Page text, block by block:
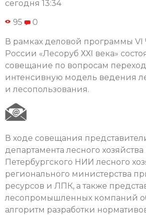
сегодня 13:34
95 0
В рамках деловой программы VI
России «Лесоруб ХХI века»
совещание по вопросам
интенсивную модель ведения
и лесопользования.
В ходе совещания
департамента лесного
Петербургского НИИ лесного
регионального министерства
ресурсов и ЛПК, а также
лесопромышленных компаний
алгоритм разработки